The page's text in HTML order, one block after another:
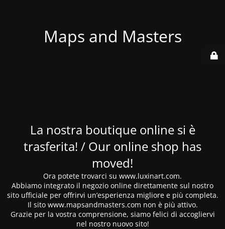
Maps and Masters
La nostra boutique online si è
trasferita! / Our online shop has
moved!
Ora potete trovarci su www.luxinart.com.
Abbiamo integrato il negozio online direttamente sul nostro
sito ufficiale per offrirvi un’esperienza migliore e più completa.
Il sito www.mapsandmasters.com non è più attivo.
Grazie per la vostra comprensione, siamo felici di accogliervi
nel nostro nuovo sito!